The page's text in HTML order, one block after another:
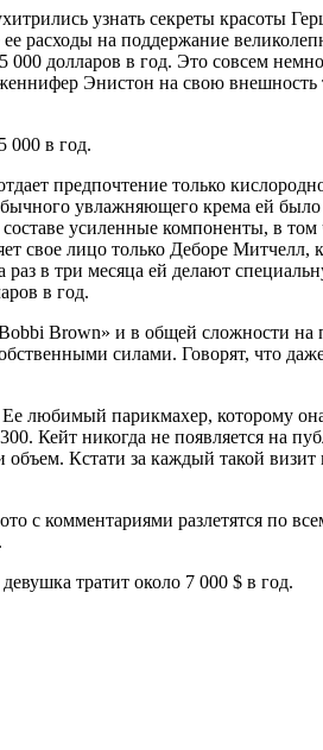
узнать секреты красоты
расходы на поддержание
000 долларов в год. Это совсем
Энистон на свою внешность
000 в год.
предпочтение только
увлажняющего крема ей было
усиленные компоненты, в
свое лицо только Деборе Митчелл,
в три месяца ей делают
в год.
Brown» и в общей сложности
силами. Говорят, что
Ее любимый парикмахер, которому
Кейт никогда не появляется на
Кстати за каждый такой визит
с комментариями разлетятся по
тратит около 7 000 $ в год.